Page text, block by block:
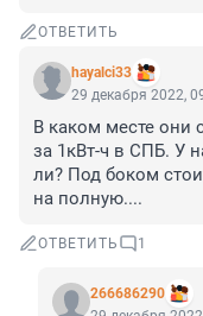
ОТВЕТИТЬ
hayalci33
29 декабря 2022,
В каком месте они
за 1кВт-ч в СПБ. У
ли? Под боком
на полную....
ОТВЕТИТЬ 1
266686290